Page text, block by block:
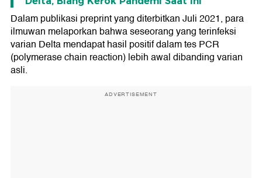
Dalam publikasi preprint yang diterbitkan Juli 2021, para
ilmuwan melaporkan bahwa seseorang yang terinfeksi
varian Delta mendapat hasil positif dalam tes PCR
(polymerase chain reaction) lebih awal dibanding varian
asli.
ADVERTISEMENT